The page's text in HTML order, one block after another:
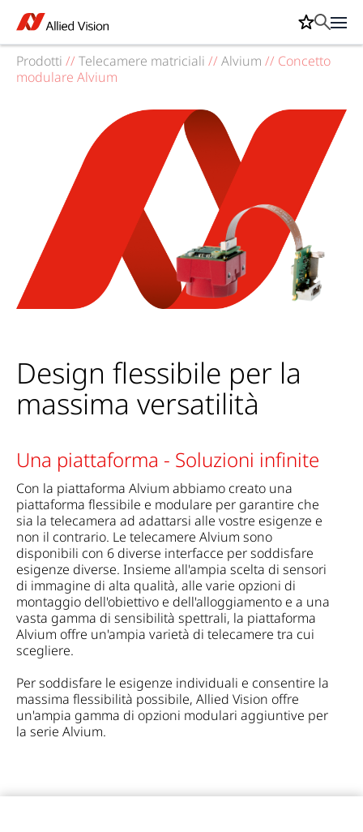
Prodotti // Telecamere matriciali // Alvium // Concetto
modulare Alvium
Design flessibile per la
massima versatilità
Una piattaforma - Soluzioni infinite
Con la piattaforma Alvium abbiamo creato una
piattaforma flessibile e modulare per garantire che
sia la telecamera ad adattarsi alle vostre esigenze e
non il contrario. Le telecamere Alvium sono
disponibili con 6 diverse interfacce per soddisfare
esigenze diverse. Insieme all'ampia scelta di sensori
di immagine di alta qualità, alle varie opzioni di
montaggio dell'obiettivo e dell'alloggiamento e a una
vasta gamma di sensibilità spettrali, la piattaforma
Alvium offre un'ampia varietà di telecamere tra cui
scegliere.
Per soddisfare le esigenze individuali e consentire la
massima flessibilità possibile, Allied Vision offre
un'ampia gamma di opzioni modulari aggiuntive per
la serie Alvium.